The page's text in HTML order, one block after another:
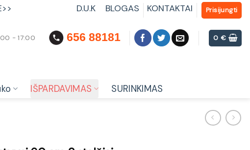
D.U.K BLOGAS KONTAKTAI Prisijungti
- 17:00 656 88181 0€
IŠPARDAVIMAS SURINKIMAS